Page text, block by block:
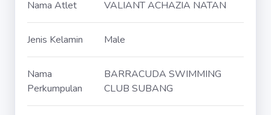
Nama Atlet VALIANT ACHAZIA NATAN
Jenis Kelamin Male
Nama
Perkumpulan
BARRACUDA SWIMMING
CLUB SUBANG